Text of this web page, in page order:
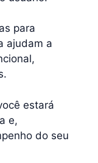
para
ajudam a
estará
e,
do seu